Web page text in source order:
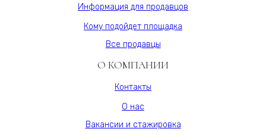
Информация для продавцов
Кому подойдет площадка
Все продавцы
О КОМПАНИИ
Контакты
О нас
Вакансии и стажировка